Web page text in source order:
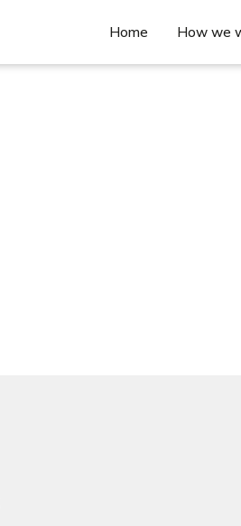
Home How we